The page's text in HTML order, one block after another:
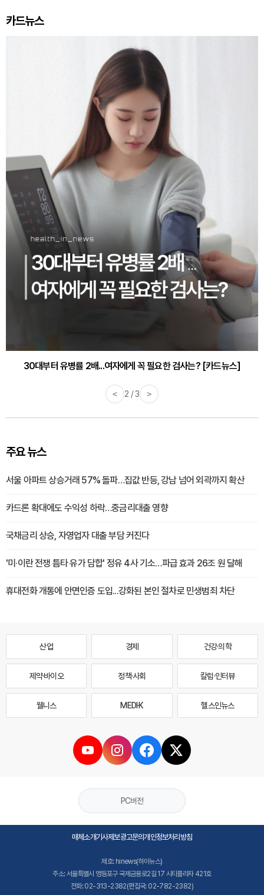
카드뉴스
30대부터 유병률 2배...여자에게 꼭 필요한 검사는? [카드뉴스]
< 2 / 3 >
주요 뉴스
서울 아파트 상승거래 57% 돌파…집값 반등, 강남 넘어 외곽까지 확산
카드론 확대에도 수익성 하락…중금리대출 영향
국채금리 상승, 자영업자 대출 부담 커진다
'미·이란 전쟁 틈타 유가 담합' 정유 4사 기소…파급 효과 26조 원 달해
휴대전화 개통에 안면인증 도입...강화된 본인 절차로 민생범죄 차단
산업 경제 건강·의학
제약·바이오 정책·사회 칼럼·인터뷰
웰니스 MEDI·K 헬스인뉴스
PC버전
매체소개기사제보광고문의개인정보처리방침
제호: hinews(하이뉴스)
주소: 서울특별시 영등포구 국제금융로2길 17 시티플라자 421호
전화: 02-313-2382(편집국: 02-782-2382)